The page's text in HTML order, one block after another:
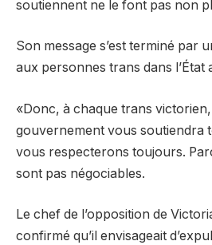
soutiennent ne le font pas non
Son message s’est terminé par
aux personnes trans dans l’État
«Donc, à chaque trans
gouvernement vous soutiendra
vous respecterons toujours.
sont pas négociables.
Le chef de l’opposition de
confirmé qu’il envisageait